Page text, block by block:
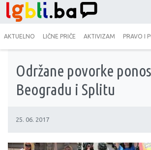
AKTUELNO LIČNE PRIČE AKTIVIZAM PRAVO I
Održane povorke
Beogradu i Splitu
25. 06. 2017